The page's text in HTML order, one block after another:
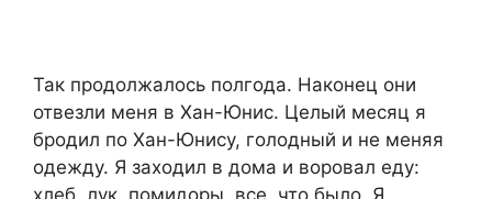
Так продолжалось полгода. Наконец они
отвезли меня в Хан-Юнис. Целый месяц я
бродил по Хан-Юнису, голодный и не меняя
одежду. Я заходил в дома и воровал еду:
хлеб, лук, помидоры, все, что было. Я